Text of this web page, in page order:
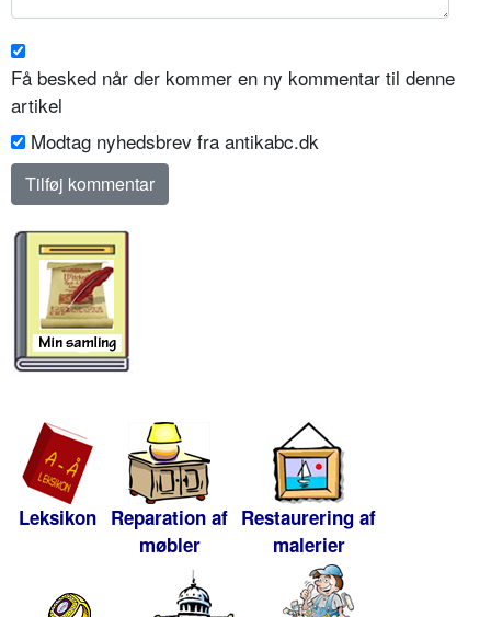
Få besked når der kommer en ny kommentar til denne
artikel
Modtag nyhedsbrev fra antikabc.dk
Leksikon Reparation af
møbler
Restaurering af
malerier